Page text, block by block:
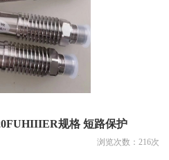
规格 短路保护
浏览次数： 216次